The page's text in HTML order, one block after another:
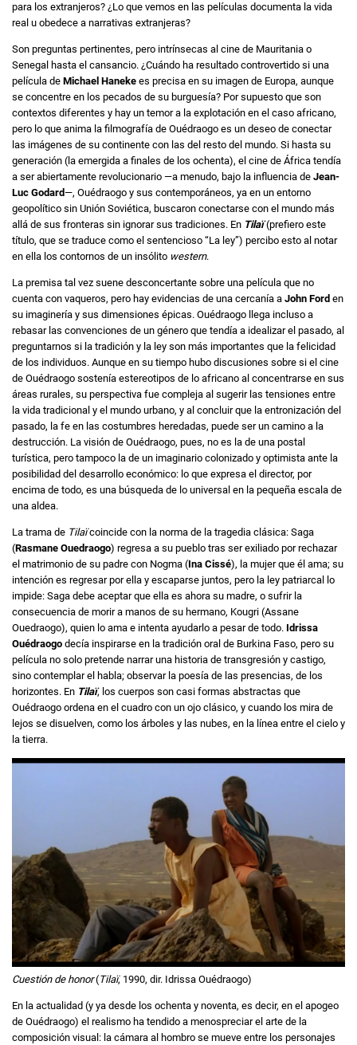
para los extranjeros? ¿Lo que vemos en las películas documenta la vida
real u obedece a narrativas extranjeras?
Son preguntas pertinentes, pero intrínsecas al cine de Mauritania o
Senegal hasta el cansancio. ¿Cuándo ha resultado controvertido si una
película de Michael Haneke es precisa en su imagen de Europa, aunque
se concentre en los pecados de su burguesía? Por supuesto que son
contextos diferentes y hay un temor a la explotación en el caso africano,
pero lo que anima la filmografía de Ouédraogo es un deseo de conectar
las imágenes de su continente con las del resto del mundo. Si hasta su
generación (la emergida a finales de los ochenta), el cine de África tendía
a ser abiertamente revolucionario —a menudo, bajo la influencia de Jean-
Luc Godard —, Ouédraogo y sus contemporáneos, ya en un entorno
geopolítico sin Unión Soviética, buscaron conectarse con el mundo más
allá de sus fronteras sin ignorar sus tradiciones. En Tilaï(prefiero este
título, que se traduce como el sentencioso “La ley”) percibo esto al notar
en ella los contornos de un insólito western.
La premisa tal vez suene desconcertante sobre una película que no
cuenta con vaqueros, pero hay evidencias de una cercanía a John Ford en
su imaginería y sus dimensiones épicas. Ouédraogo llega incluso a
rebasar las convenciones de un género que tendía a idealizar el pasado, al
preguntarnos si la tradición y la ley son más importantes que la felicidad
de los individuos. Aunque en su tiempo hubo discusiones sobre si el cine
de Ouédraogo sostenía estereotipos de lo africano al concentrarse en sus
áreas rurales, su perspectiva fue compleja al sugerir las tensiones entre
la vida tradicional y el mundo urbano, y al concluir que la entronización del
pasado, la fe en las costumbres heredadas, puede ser un camino a la
destrucción. La visión de Ouédraogo, pues, no es la de una postal
turística, pero tampoco la de un imaginario colonizado y optimista ante la
posibilidad del desarrollo económico: lo que expresa el director, por
encima de todo, es una búsqueda de lo universal en la pequeña escala de
una aldea.
La trama de Tilaïcoincide con la norma de la tragedia clásica: Saga
(Rasmane Ouedraogo) regresa a su pueblo tras ser exiliado por rechazar
el matrimonio de su padre con Nogma (Ina Cissé), la mujer que él ama; su
intención es regresar por ella y escaparse juntos, pero la ley patriarcal lo
impide: Saga debe aceptar que ella es ahora su madre, o sufrir la
consecuencia de morir a manos de su hermano, Kougri (Assane
Ouedraogo), quien lo ama e intenta ayudarlo a pesar de todo. Idrissa
Ouédraogo decía inspirarse en la tradición oral de Burkina Faso, pero su
película no solo pretende narrar una historia de transgresión y castigo,
sino contemplar el habla; observar la poesía de las presencias, de los
horizontes. En Tilaï, los cuerpos son casi formas abstractas que
Ouédraogo ordena en el cuadro con un ojo clásico, y cuando los mira de
lejos se disuelven, como los árboles y las nubes, en la línea entre el cielo y
la tierra.
Cuestión de honor(Tilaï, 1990, dir. Idrissa Ouédraogo)
En la actualidad (y ya desde los ochenta y noventa, es decir, en el apogeo
de Ouédraogo) el realismo ha tendido a menospreciar el arte de la
composición visual: la cámara al hombro se mueve entre los personajes